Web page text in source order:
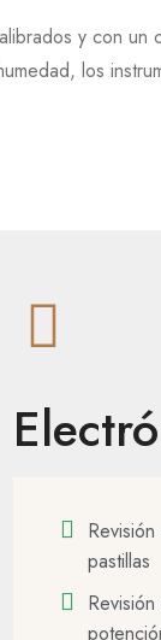
y con
los
pastillas